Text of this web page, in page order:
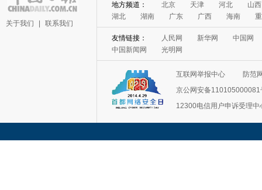
关于我们 联系我们
地方频道： 北京 天津 河北
山西
湖北
湖南 广东 广西 海南
友情链接： 人民网 新华网
中国网
中国新闻网
光明网
互联网举报中心
防范
京公网安备110105000081
12300电信用户申诉受理中